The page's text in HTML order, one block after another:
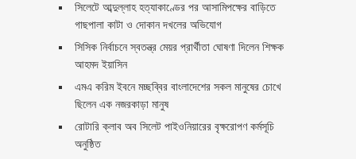
সিলেটে আব্দুল্লাহ হত্যাকাণ্ডের পর আসামিপক্ষের বাড়িতে
গাছপালা কাটা ও দোকান দখলের অভিযোগ
সিসিক নির্বাচনে স্বতন্ত্র মেয়র প্রার্থীতা ঘোষণা দিলেন শিক্ষক
আহমদ ইয়াসিন
এমএ করিম ইবনে মচ্ছব্বির বাংলাদেশের সকল মানুষের চোখে
ছিলেন এক নজরকাড়া মানুষ ‎
রোটারি ক্লাব অব সিলেট পাইওনিয়ারের বৃক্ষরোপণ কর্মসূচি
অনুষ্ঠিত